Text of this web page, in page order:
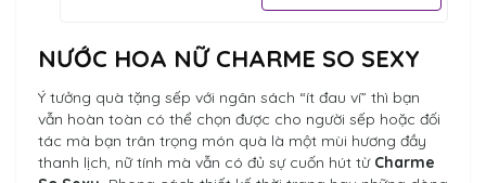
NƯỚC HOA NỮ CHARME SO SEXY
Ý tưởng quà tặng sếp với ngân sách “ít đau ví” thì bạn
vẫn hoàn toàn có thể chọn được cho người sếp hoặc đối
tác mà bạn trân trọng món quà là một mùi hương đầy
thanh lịch, nữ tính mà vẫn có đủ sự cuốn hút từ Charme